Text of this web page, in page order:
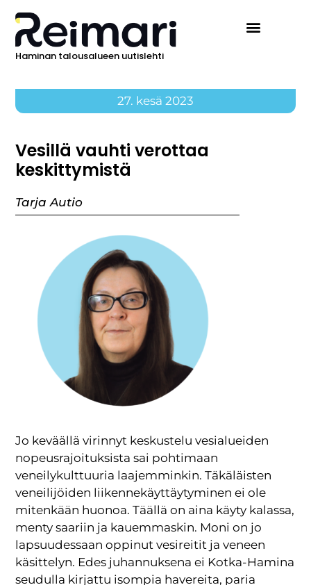
Haminan talousalueen uutislehti
27. kesä 2023
Vesillä vauhti verottaa
keskittymistä
Tarja Autio
Jo keväällä virinnyt keskustelu vesialueiden
nopeusrajoituksista sai pohtimaan
veneilykulttuuria laajemminkin. Täkäläisten
veneilijöiden liikennekäyttäytyminen ei ole
mitenkään huonoa. Täällä on aina käyty kalassa,
menty saariin ja kauemmaskin. Moni on jo
lapsuudessaan oppinut vesireitit ja veneen
käsittelyn. Edes juhannuksena ei Kotka-Hamina
seudulla kirjattu isompia havereita, paria